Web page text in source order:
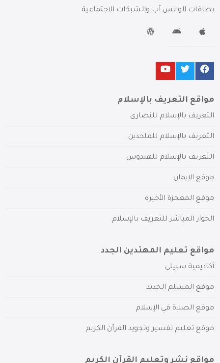
بطاقات الواتس آب والشبكات الاجتماعية
مواقع التعريف بالإسلام
التعريف بالإسلام للنصارى
التعريف بالإسلام للملحدين
التعريف بالإسلام للهندوس
موقع الإيمان
موقع المعجزة الأخيرة
الحوار المباشر للتعريف بالإسلام
مواقع تعليم المهتدين الجدد
أكاديمية سبيلي
موقع المسلم الجديد
موقع الصلاة في الإسلام
موقع تعليم تفسير وتجويد القرآن الكريم
مواقع نشر وتعليم القرآن الكريم